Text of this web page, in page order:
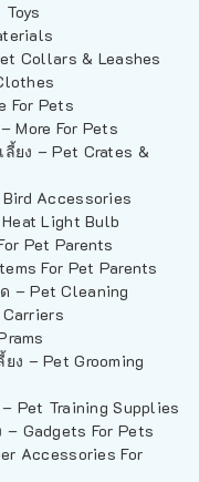
Collars & Leashes
For Pets
More For Pets
ยง – Pet Crates &
Accessories
Light Bulb
Pet Parents
For Pet Parents
– Pet Cleaning
ง – Pet Grooming
Pet Training Supplies
– Gadgets For Pets
Accessories For